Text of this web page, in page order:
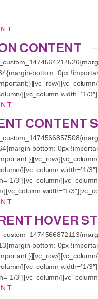
CONTENT
CONTENT
HOVER